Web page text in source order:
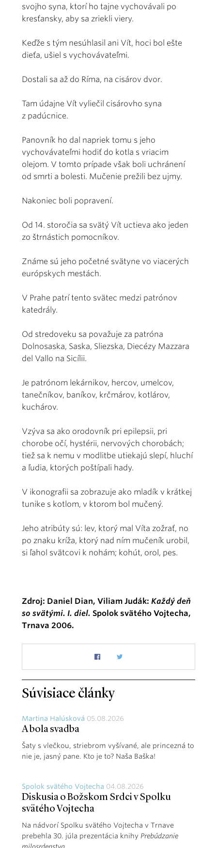
svojho syna, ktorí ho tajne vychovávali po
kresťansky, aby sa zriekli viery.
Keďže s tým nesúhlasil ani Vít, hoci bol ešte
dieťa, ušiel s vychovávateľmi.
Dostali sa až do Ríma, na cisárov dvor.
Tam údajne Vít vyliečil cisárovho syna
z padúcnice.
Panovník ho dal napriek tomu s jeho
vychovávateľmi hodiť do kotla s vriacim
olejom. V tomto prípade však boli uchránení
od smrti a bolesti. Mučenie prežili bez ujmy.
Nakoniec boli popravení.
Od 14. storočia sa svätý Vít uctieva ako jeden
zo štrnástich pomocníkov.
Známe sú jeho početné svätyne vo viacerých
európskych mestách.
V Prahe patrí tento svätec medzi patrónov
katedrály.
Od stredoveku sa považuje za patróna
Dolnosaska, Saska, Sliezska, Diecézy Mazzara
del Vallo na Sicílii.
Je patrónom lekárnikov, hercov, umelcov,
tanečníkov, baníkov, krčmárov, kotlárov,
kuchárov.
Vzýva sa ako orodovník pri epilepsii, pri
chorobe očí, hystérii, nervových chorobách;
tiež sa k nemu v modlitbe utiekajú slepí, hluchí
a ľudia, ktorých poštípali hady.
V ikonografii sa zobrazuje ako mladík v krátkej
tunike s kotlom, v ktorom bol mučený.
Jeho atribúty sú: lev, ktorý mal Víta zožrať, no
po znaku kríža, ktorý nad ním mučeník urobil,
si ľahol svätcovi k nohám; kohút, orol, pes.
Zdroj: Daniel Dian, Viliam Judák: Každý deň
so svätými. I. diel. Spolok svätého Vojtecha,
Trnava 2006.
Súvisiace články
Martina Halúsková 05.08.2026
A bola svadba
Šaty s vlečkou, striebrom vyšívané, ale princezná to
nie je, jasný pane. Kto je to? Naša Baška!
Spolok svätého Vojtecha 04.08.2026
Diskusia o Božskom Srdci v Spolku
svätého Vojtecha
Na nádvorí Spolku svätého Vojtecha v Trnave
prebehla 30. júla prezentácia knihy Prebúdzanie